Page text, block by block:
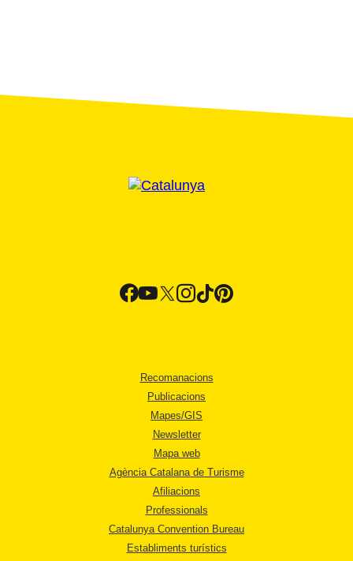
Recomanacions
Publicacions
Mapes/GIS
Newsletter
Mapa web
Agència Catalana de Turisme
Afiliacions
Professionals
Catalunya Convention Bureau
Establiments turístics